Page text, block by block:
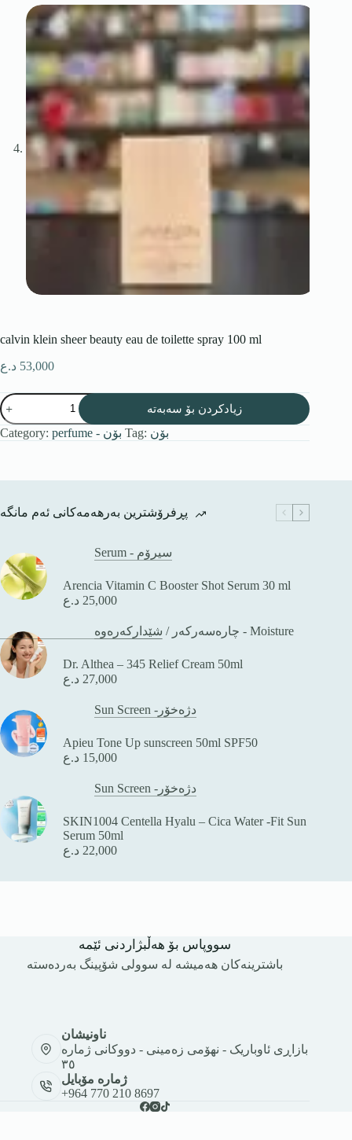
calvin klein sheer beauty eau de toilette spray 100 ml
53,000 د.ع
زیادکردن بۆ سەبەتە
Category: perfume - بۆن Tag: بۆن
پڕفرۆشترین بەرهەمەکانی ئەم مانگە
Serum - سیرۆم
Arencia Vitamin C Booster Shot Serum 30 ml
25,000 د.ع
چارەسەرکەر / شێدارکەرەوە - Moisture
Dr. Althea – 345 Relief Cream 50ml
27,000 د.ع
Sun Screen -دژەخۆر
Apieu Tone Up sunscreen 50ml SPF50
15,000 د.ع
Sun Screen -دژەخۆر
SKIN1004 Centella Hyalu – Cica Water -Fit Sun
Serum 50ml
22,000 د.ع
سووپاس بۆ هەڵبژاردنی ئێمە
باشترینەکان هەمیشە لە سوولی شۆپینگ بەردەستە
ناونیشان
بازاڕی ئاوباریک - نهۆمی زەمینی - دووکانی ژمارە
٣٥
ژمارە مۆبایل
+964 770 210 8697